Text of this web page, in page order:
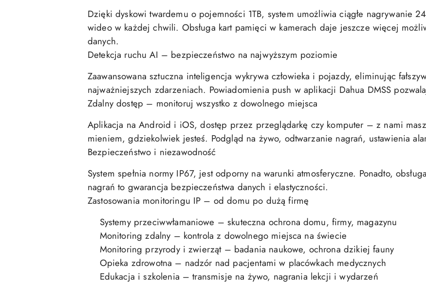
Dzięki dyskowi twardemu o pojemności 1TB, system umożliwia ciągłe nagrywanie
wideo w każdej chwili. Obsługa kart pamięci w kamerach daje jeszcze więcej
danych.
Detekcja ruchu AI – bezpieczeństwo na najwyższym poziomie
Zaawansowana sztuczna inteligencja wykrywa człowieka i pojazdy, eliminując
najważniejszych zdarzeniach. Powiadomienia push w aplikacji Dahua DMSS
Zdalny dostęp – monitoruj wszystko z dowolnego miejsca
Aplikacja na Android i iOS, dostęp przez przeglądarkę czy komputer – z nami
mieniem, gdziekolwiek jesteś. Podgląd na żywo, odtwarzanie nagrań, ustawienia
Bezpieczeństwo i niezawodność
System spełnia normy IP67, jest odporny na warunki atmosferyczne. Ponadto,
nagrań to gwarancja bezpieczeństwa danych i elastyczności.
Zastosowania monitoringu IP – od domu po dużą firmę
Systemy przeciwwłamaniowe – skuteczna ochrona domu, firmy, magazynu
Monitoring zdalny – kontrola z dowolnego miejsca na świecie
Monitoring przyrody i zwierząt – badania naukowe, ochrona dzikiej fauny
Opieka zdrowotna – nadzór nad pacjentami w placówkach medycznych
Edukacja i szkolenia – transmisje na żywo, nagrania lekcji i wydarzeń